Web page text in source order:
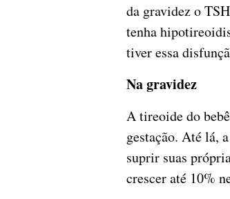
da gravidez o
tenha
tiver essa
Na gravidez
A tireoide do
gestação. Até lá,
suprir suas
crescer até 10%